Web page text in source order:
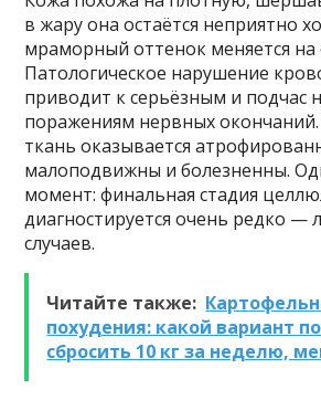
в жару она остаётся неприятно
мраморный оттенок меняется
Патологическое нарушение
приводит к серьёзным и подчас
поражениям нервных
ткань оказывается
малоподвижны и болезненны.
момент: финальная стадия
диагностируется очень редко —
случаев.
Читайте также:
похудения: какой вариант
сбросить 10 кг за неделю,